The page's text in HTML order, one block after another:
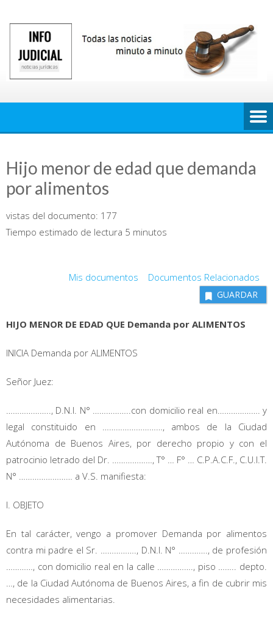
contenido
Hijo menor de edad que demanda
por alimentos
vistas del documento: 177
Tiempo estimado de lectura 5 minutos
Mis documentos Documentos Relacionados
GUARDAR
HIJO MENOR DE EDAD QUE Demanda por ALIMENTOS
INICIA Demanda por ALIMENTOS
Señor Juez:
……………….., D.N.I. N° ……………..con domicilio real en………………. y
legal constituido en ………………………, ambos de la Ciudad
Autónoma de Buenos Aires, por derecho propio y con el
patrocinio letrado del Dr. ………………, T° … F° … C.P.A.C.F., C.U.I.T.
N° …………………… a V.S. manifiesta:
I. OBJETO
En tal carácter, vengo a promover Demanda por alimentos
contra mi padre el Sr. ……………., D.N.I. N° …………., de profesión
…………, con domicilio real en la calle ……………., piso …….. depto.
…, de la Ciudad Autónoma de Buenos Aires, a fin de cubrir mis
necesidades alimentarias.